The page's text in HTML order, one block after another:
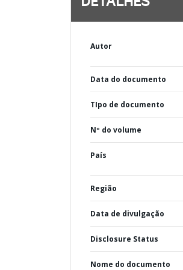
Autor
Data do documento
TIpo de documento
Nº do volume
País
Região
Data de divulgação
Disclosure Status
Nome do documento